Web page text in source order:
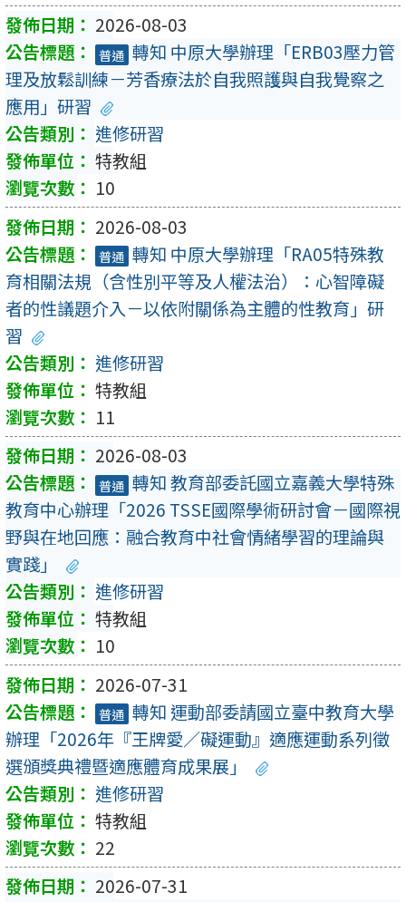
2026-08-03
普通 轉知 中原大學辦理「ERB03壓力管
理及放鬆訓練－芳香療法於自我照護與自我覺察之
應用」研習
進修研習
特教組
10
2026-08-03
普通 轉知 中原大學辦理「RA05特殊教
育相關法規（含性別平等及人權法治）：心智障礙
者的性議題介入－以依附關係為主體的性教育」研
習
進修研習
特教組
11
2026-08-03
普通 轉知 教育部委託國立嘉義大學特殊
教育中心辦理「2026 TSSE國際學術研討會－國際視
野與在地回應：融合教育中社會情緒學習的理論與
實踐」
進修研習
特教組
10
2026-07-31
普通 轉知 運動部委請國立臺中教育大學
辦理「2026年『王牌愛／礙運動』適應運動系列徵
選頒獎典禮暨適應體育成果展」
進修研習
特教組
22
2026-07-31